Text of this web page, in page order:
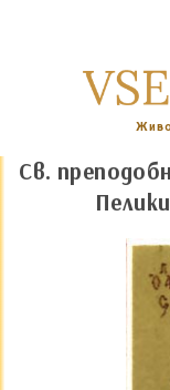
Св.